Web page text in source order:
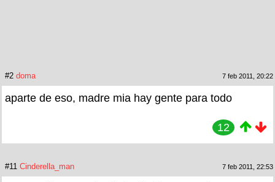
#2 doma 7 feb 2011, 20:22
aparte de eso, madre mia hay gente para todo
12
#11 Cinderella_man 7 feb 2011, 22:53